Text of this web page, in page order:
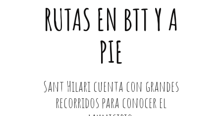
RUTAS EN BTT Y A
PIE
Sant Hilari cuenta con grandes
recorridos para conocer el